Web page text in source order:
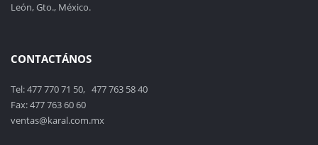
León, Gto., México.
CONTACTÁNOS
Tel: 477 770 71 50, 477 763 58 40
Fax: 477 763 60 60
ventas@karal.com.mx